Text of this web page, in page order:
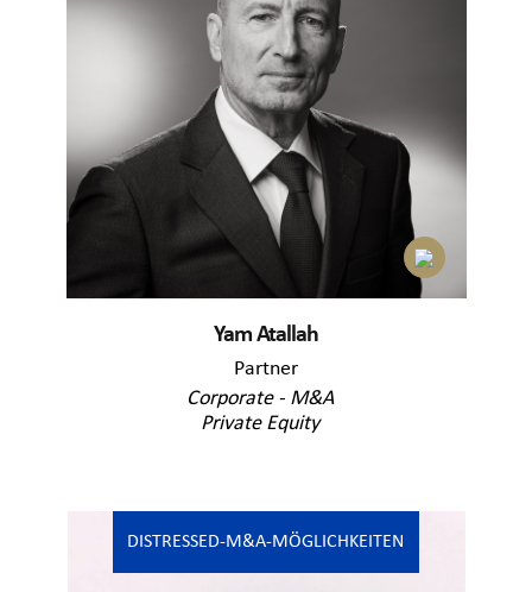
Yam Atallah
Partner
Corporate - M&A
Private Equity
DISTRESSED-M&A-MÖGLICHKEITEN